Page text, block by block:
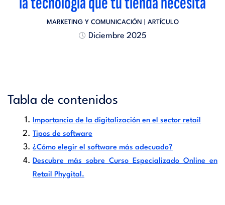
MARKETING Y COMUNICACIÓN | ARTÍCULO
Diciembre 2025
Tabla de contenidos
Importancia de la digitalización en el sector retail
Tipos de software
¿Cómo elegir el software más adecuado?
Descubre más sobre Curso Especializado Online en
Retail Phygital.